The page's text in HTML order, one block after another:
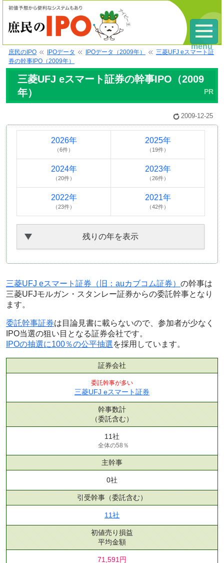
庶民のIPO IPOデータ IPOデータ（2009年）
三菱UFJ eスマート証
券の幹事IPO（2009年）
三菱UFJ eスマート証券の幹事IPO（2009
年）
2009-12-25
2026年
（6件）
2025年
（19件）
2024年
（20件）
2023年
（26件）
2022年
（23件）
2021年
（42件）
残りの年を表示
三菱UFJ eスマート証券（旧：auカブコム証券） の幹事は
三菱UFJモルガン・スタンレー証券からの委託幹事となり
ます。
委託幹事証券は目論見書に載らないので、参加者が少なく
IPO当選の狙い目となる証券会社です。
IPOの抽選に100％の公平抽選を採用しています。
証券会社
委託幹事が多い
三菱UFJ eスマート証券
幹事数計
（委託含む）
11社
全体の58％
主幹事
0社
引受幹事 （委託含む）
11社
初値売り損益
平均金額
71,591円
menu